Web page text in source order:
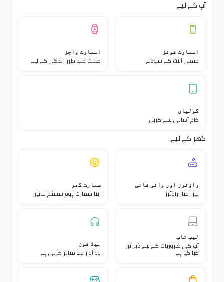
آپ کے لیے
اسمارٹ فونز
حتمی آلات کے سودے
اسمارٹ واچز
صحت مند طرز زندگی کے لیے
گولیاں
کام آسانی سے کریں
گھر کے لیے
راؤٹرز اور وائی فائی
تیز رفتار راؤٹرز
سمارٹ گھر
اپنا سمارٹ ہوم سسٹم بنائیں
لیپ ٹاپ
آپ کی ضروریات کے لیے ڈیزائن
کیا گیا ہے۔
ہیڈ فون
وہ آواز جو متاثر کرتی ہے۔